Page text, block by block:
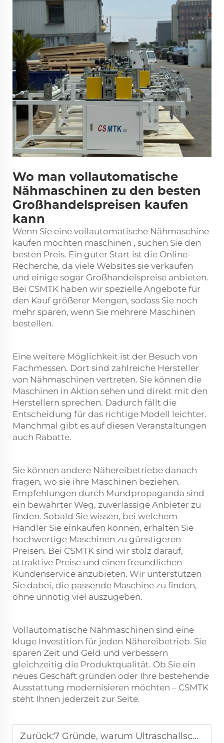
Wo man vollautomatische
Nähmaschinen zu den besten
Großhandelspreisen kaufen
kann
Wenn Sie eine vollautomatische Nähmaschine
kaufen möchten maschinen , suchen Sie den
besten Preis. Ein guter Start ist die Online-
Recherche, da viele Websites sie verkaufen
und einige sogar Großhandelspreise anbieten.
Bei CSMTK haben wir spezielle Angebote für
den Kauf größerer Mengen, sodass Sie noch
mehr sparen, wenn Sie mehrere Maschinen
bestellen.
Eine weitere Möglichkeit ist der Besuch von
Fachmessen. Dort sind zahlreiche Hersteller
von Nähmaschinen vertreten. Sie können die
Maschinen in Aktion sehen und direkt mit den
Herstellern sprechen. Dadurch fällt die
Entscheidung für das richtige Modell leichter.
Manchmal gibt es auf diesen Veranstaltungen
auch Rabatte.
Sie können andere Nähereibetriebe danach
fragen, wo sie ihre Maschinen beziehen.
Empfehlungen durch Mundpropaganda sind
ein bewährter Weg, zuverlässige Anbieter zu
finden. Sobald Sie wissen, bei welchem
Händler Sie einkaufen können, erhalten Sie
hochwertige Maschinen zu günstigeren
Preisen. Bei CSMTK sind wir stolz darauf,
attraktive Preise und einen freundlichen
Kundenservice anzubieten. Wir unterstützen
Sie dabei, die passende Maschine zu finden,
ohne unnötig viel auszugeben.
Vollautomatische Nähmaschinen sind eine
kluge Investition für jeden Nähereibetrieb. Sie
sparen Zeit und Geld und verbessern
gleichzeitig die Produktqualität. Ob Sie ein
neues Geschäft gründen oder Ihre bestehende
Ausstattung modernisieren möchten – CSMTK
steht Ihnen jederzeit zur Seite.
Zurück:7 Gründe, warum Ultraschallschneidmaschinen eine lohnende Investition sind